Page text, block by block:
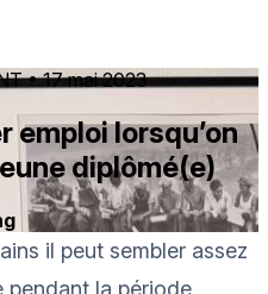
• 17 mai 2023
emploi lorsqu’on
diplômé(e)
il peut sembler assez
pendant la période